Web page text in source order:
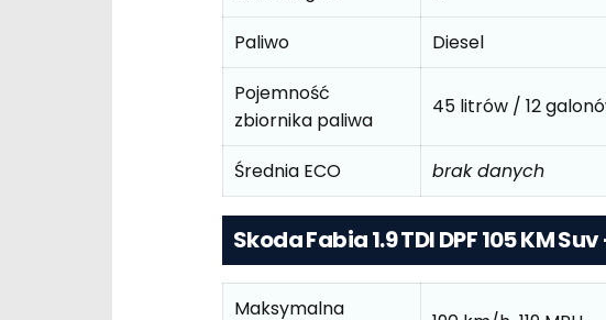
Paliwo
Diesel
Pojemność
zbiornika paliwa
45 litrów / 12
Średnia ECO brak danych
Skoda Fabia 1.9 TDI DPF 105 KM
Maksymalna